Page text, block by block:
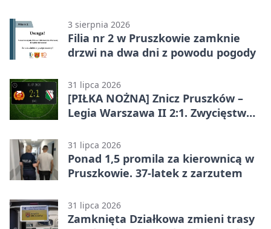
3 sierpnia 2026
Filia nr 2 w Pruszkowie zamknie
drzwi na dwa dni z powodu pogody
31 lipca 2026
[PIŁKA NOŻNA] Znicz Pruszków –
Legia Warszawa II 2:1. Zwycięstwo
minucie
31 lipca 2026
Ponad 1,5 promila za kierownicą w
Pruszkowie. 37-latek z zarzutem
31 lipca 2026
Zamknięta Działkowa zmieni trasy